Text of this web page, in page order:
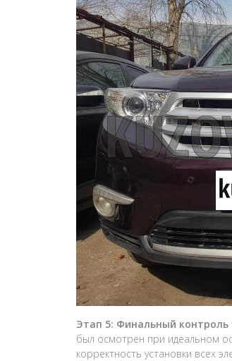
Этап 5: Финальный
был осмотрен при идеальном
корректность установки всех